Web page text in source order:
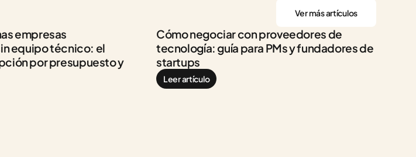
Ver más artículos
empresas
equipo técnico: el
por presupuesto y
Cómo negociar con proveedores de
tecnología: guía para PMs y fundadores de
startups
Leer artículo